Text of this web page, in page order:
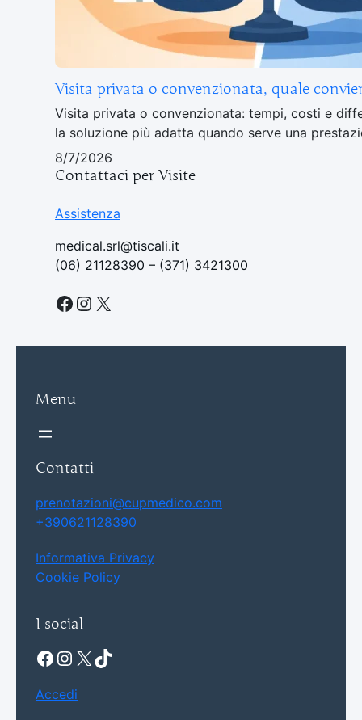
Visita privata o convenzionata, quale
Visita privata o convenzionata: tempi, costi e
la soluzione più adatta quando serve una
8/7/2026
Contattaci per Visite
Assistenza
medical.srl@tiscali.it
(06) 21128390 – (371) 3421300
Facebook Instagram X
Menu
Contatti
prenotazioni@cupmedico.com
+390621128390
Informativa Privacy
Cookie Policy
I social
Facebook Instagram X TikTok
Accedi